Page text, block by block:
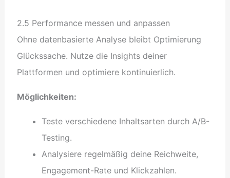
2.5 Performance messen und anpassen
Ohne datenbasierte Analyse bleibt Optimierung
Glückssache. Nutze die Insights deiner
Plattformen und optimiere kontinuierlich.
Möglichkeiten:
Teste verschiedene Inhaltsarten durch A/B-
Testing.
Analysiere regelmäßig deine Reichweite,
Engagement-Rate und Klickzahlen.